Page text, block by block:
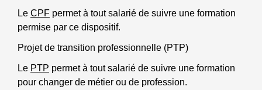
Le CPF permet à tout salarié de suivre une formation
permise par ce dispositif.
Projet de transition professionnelle (PTP)
Le PTP permet à tout salarié de suivre une formation
pour changer de métier ou de profession.